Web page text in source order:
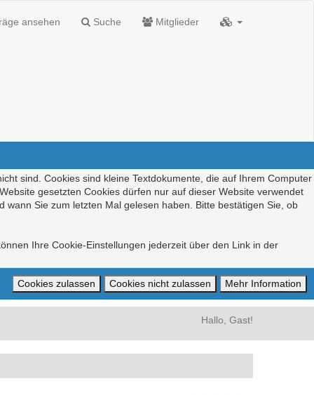
ansehen Suche Mitglieder
sind. Cookies sind kleine Textdokumente, die auf Ihrem Computer
gesetzten Cookies dürfen nur auf dieser Website verwendet
Sie zum letzten Mal gelesen haben. Bitte bestätigen Sie, ob
Ihre Cookie-Einstellungen jederzeit über den Link in der
Hallo, Gast!